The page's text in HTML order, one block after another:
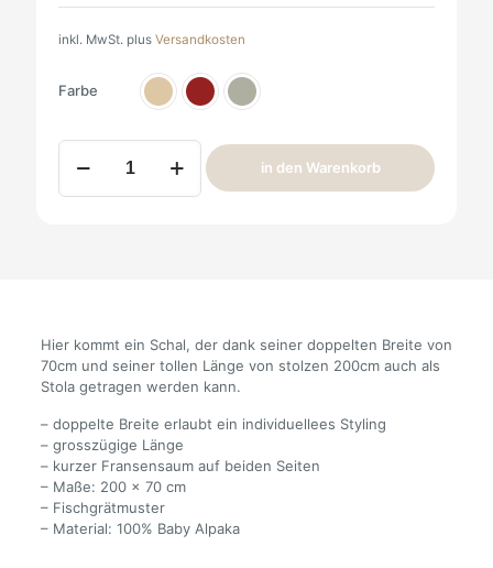
inkl. MwSt. plus Versandkosten
Farbe
Alpaka
Schal
Andou
in den Warenkorb
Hier kommt ein Schal, der dank seiner doppelten Breite von
70cm und seiner tollen Länge von stolzen 200cm auch als
Stola getragen werden kann.
– doppelte Breite erlaubt ein individuellees Styling
– grosszügige Länge
– kurzer Fransensaum auf beiden Seiten
– Maße: 200 x 70 cm
– Fischgrätmuster
– Material: 100% Baby Alpaka